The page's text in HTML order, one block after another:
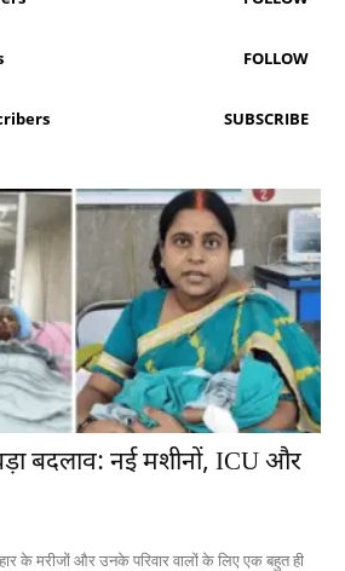
FOLLOW
SUBSCRIBE
बदलाव: नई मशीनों, ICU और
के मरीजों और उनके परिवार वालों के लिए एक बहुत ही